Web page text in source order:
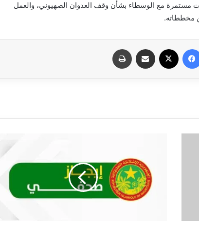
مع الوسطاء بشأن وقف العدوان الصهيوني، والعمل
مخططاته.
فيسبوك مشاركة عبر البريد